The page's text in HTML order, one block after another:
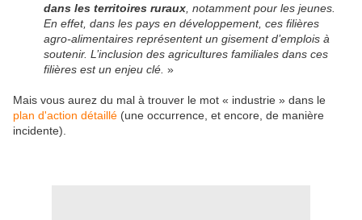
dans les territoires ruraux, notamment pour les jeunes.
En effet, dans les pays en développement, ces filières
agro-alimentaires représentent un gisement d’emplois à
soutenir. L’inclusion des agricultures familiales dans ces
filières est un enjeu clé. »
Mais vous aurez du mal à trouver le mot « industrie » dans le
plan d'action détaillé (une occurrence, et encore, de manière
incidente).